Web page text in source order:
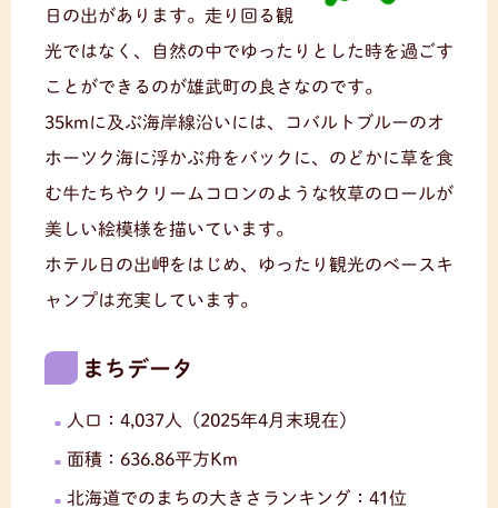
日の出があります。走り回る観
光ではなく、自然の中でゆったりとした時を過ごす
ことができるのが雄武町の良さなのです。
35kmに及ぶ海岸線沿いには、コバルトブルーのオ
ホーツク海に浮かぶ舟をバックに、のどかに草を食
む牛たちやクリームコロンのような牧草のロールが
美しい絵模様を描いています。
ホテル日の出岬をはじめ、ゆったり観光のベースキ
ャンプは充実しています。
まちデータ
人口：4,037人（2025年4月末現在）
面積：636.86平方Km
北海道でのまちの大きさランキング：41位